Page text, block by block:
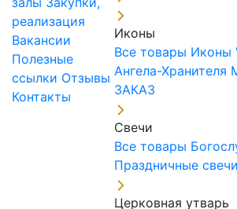
реализация
Вакансии
Полезные
ссылки Отзывы
Контакты
Иконы
Все товары Иконы
Ангела-Хранителя
ЗАКАЗ
Свечи
Все товары
Праздничные свечи
Церковная утварь